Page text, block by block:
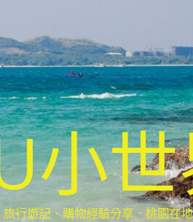
小
行遊記、購物經驗分享．桃園在